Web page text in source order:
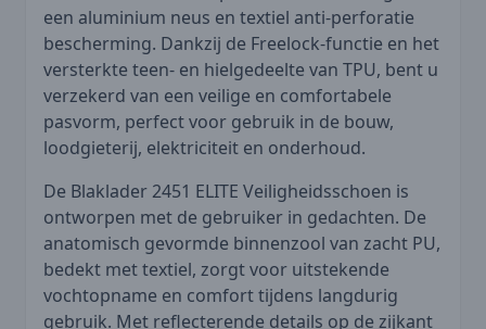
een aluminium neus en textiel anti-perforatie
bescherming. Dankzij de Freelock-functie en het
versterkte teen- en hielgedeelte van TPU, bent u
verzekerd van een veilige en comfortabele
pasvorm, perfect voor gebruik in de bouw,
loodgieterij, elektriciteit en onderhoud.
De Blaklader 2451 ELITE Veiligheidsschoen is
ontworpen met de gebruiker in gedachten. De
anatomisch gevormde binnenzool van zacht PU,
bedekt met textiel, zorgt voor uitstekende
vochtopname en comfort tijdens langdurig
gebruik. Met reflecterende details op de zijkant